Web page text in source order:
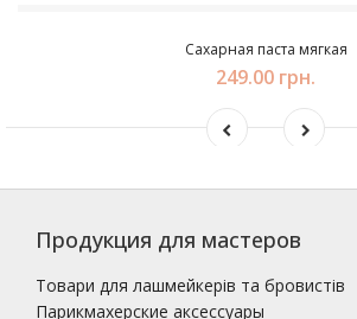
Сахарная паста мягкая
249.00 грн.
Продукция для мастеров
Товари для лашмейкерів та бровистів
Парикмахерские аксессуары